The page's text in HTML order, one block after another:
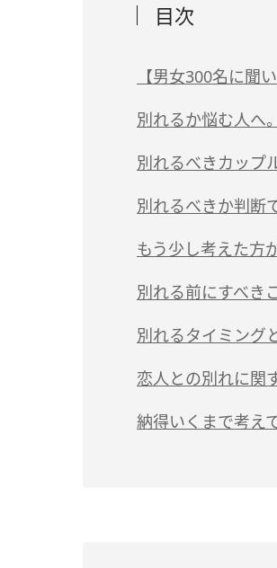
目次
【男女300名に聞
恋人との別れを「
別れるか悩む人へ
0〜3個当てはまる人
4〜6個当てはまる
7〜10個当てはまる
別れるべきカップ
（1）明らかに愛さ
（2）借金やDV、
（3）話し合いがそ
別れるべきか判断
別れるべき彼氏の
別れるべき彼女の
倦怠期カップルは
もう少し考えた方
（1）時間や距離の
（2）明確な不満に
（3）マンネリ気味
別れる前にすべき
（1）別れたと仮定
（2）ネガティブ
（3）不満を伝え
別れるタイミング
（1）なるべく早く
（2）自分も相手も
恋人との別れに関
Q.彼氏・彼女のこ
納得いくまで考え